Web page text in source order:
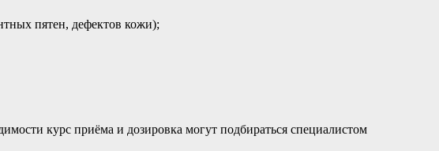
пятен, дефектов кожи);
курс приёма и дозировка могут подбираться специалистом